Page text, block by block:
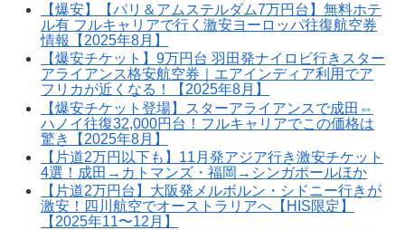
【爆安】【パリ＆アムステルダム7万円台】無料ホテ
ル有 フルキャリアで行く激安ヨーロッパ往復航空券
情報【2025年8月】
【爆安チケット】9万円台 羽田発ナイロビ行きスター
アライアンス格安航空券｜エアインディア利用でア
フリカが近くなる！【2025年8月】
【爆安チケット登場】スターアライアンスで成田⇔
ハノイ往復32,000円台！フルキャリアでこの価格は
驚き【2025年8月】
【片道2万円以下も】11月発アジア行き激安チケット
4選！成田→カトマンズ・福岡→シンガポールほか
【片道2万円台】大阪発メルボルン・シドニー行きが
激安！四川航空でオーストラリアへ【HIS限定】
【2025年11〜12月】